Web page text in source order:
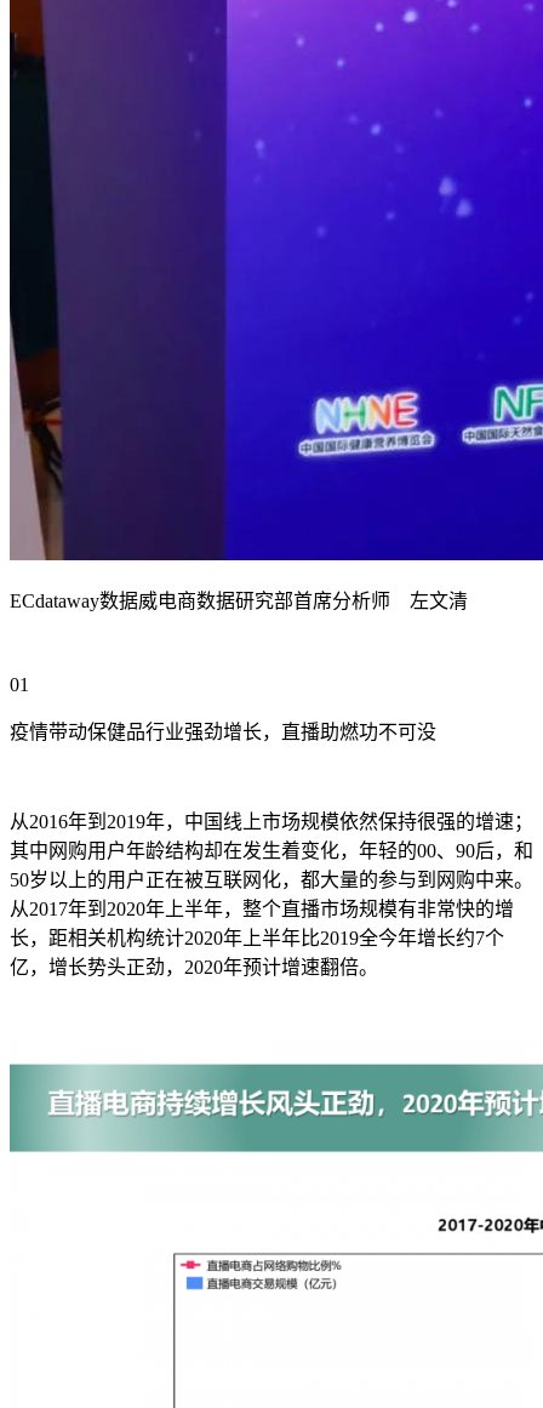
ECdataway数据威电商数据研究部首席分析师 左文清
01
疫情带动保健品行业强劲增长，直播助燃功不可没
从2016年到2019年，中国线上市场规模依然保持很强的增速；
其中网购用户年龄结构却在发生着变化，年轻的00、90后，和
50岁以上的用户正在被互联网化，都大量的参与到网购中来。
从2017年到2020年上半年，整个直播市场规模有非常快的增
长，距相关机构统计2020年上半年比2019全今年增长约7个
亿，增长势头正劲，2020年预计增速翻倍。